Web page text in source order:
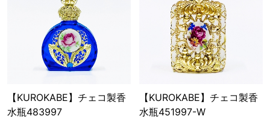
【KUROKABE】チェコ製香
水瓶483997
【KUROKABE】チェコ製香
水瓶451997-W